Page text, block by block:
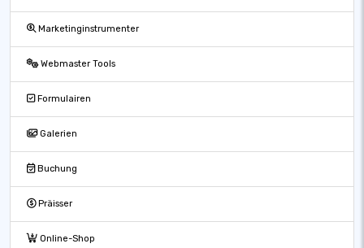
Marketinginstrumenter
Webmaster Tools
Formulairen
Galerien
Buchung
Präisser
Online-Shop